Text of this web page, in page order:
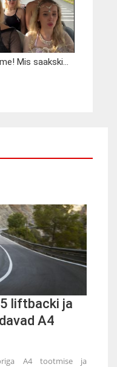
Mis saakski...
liftbacki ja
A4
A4 tootmise ja